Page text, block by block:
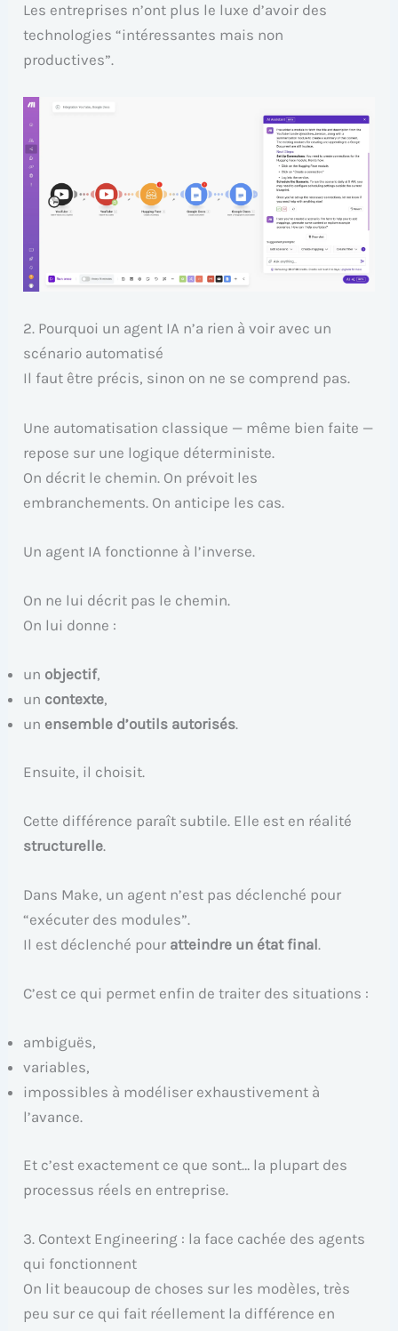
Les entreprises n’ont plus le luxe d’avoir des
technologies “intéressantes mais non
productives”.
2. Pourquoi un agent IA n’a rien à voir avec un
scénario automatisé
Il faut être précis, sinon on ne se comprend pas.
Une automatisation classique — même bien faite —
repose sur une logique déterministe.
On décrit le chemin. On prévoit les
embranchements. On anticipe les cas.
Un agent IA fonctionne à l’inverse.
On ne lui décrit pas le chemin.
On lui donne :
un objectif,
un contexte,
un ensemble d’outils autorisés.
Ensuite, il choisit.
Cette différence paraît subtile. Elle est en réalité
structurelle.
Dans Make, un agent n’est pas déclenché pour
“exécuter des modules”.
Il est déclenché pour atteindre un état final.
C’est ce qui permet enfin de traiter des situations :
ambiguës,
variables,
impossibles à modéliser exhaustivement à
l’avance.
Et c’est exactement ce que sont… la plupart des
processus réels en entreprise.
3. Context Engineering : la face cachée des agents
qui fonctionnent
On lit beaucoup de choses sur les modèles, très
peu sur ce qui fait réellement la différence en